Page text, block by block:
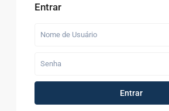
Entrar
Entrar